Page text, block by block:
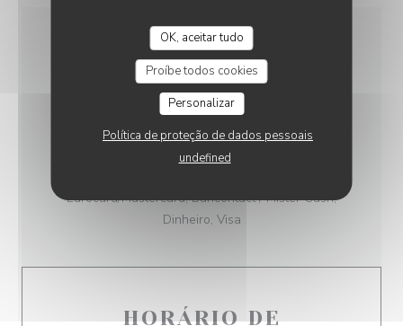
OK, aceitar tudo
Proíbe todos cookies
Personalizar
Política de proteção de dados pessoais
undefined
INFORMAÇÕES GERAIS
SERVIÇOS
Esplanada
Eurocard/Mastercard, Bancontact / Mister Cash,
Dinheiro, Visa
HORÁRIO DE